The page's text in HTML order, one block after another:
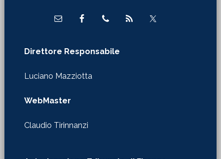
WebMaster
Claudio Tirinnanzi